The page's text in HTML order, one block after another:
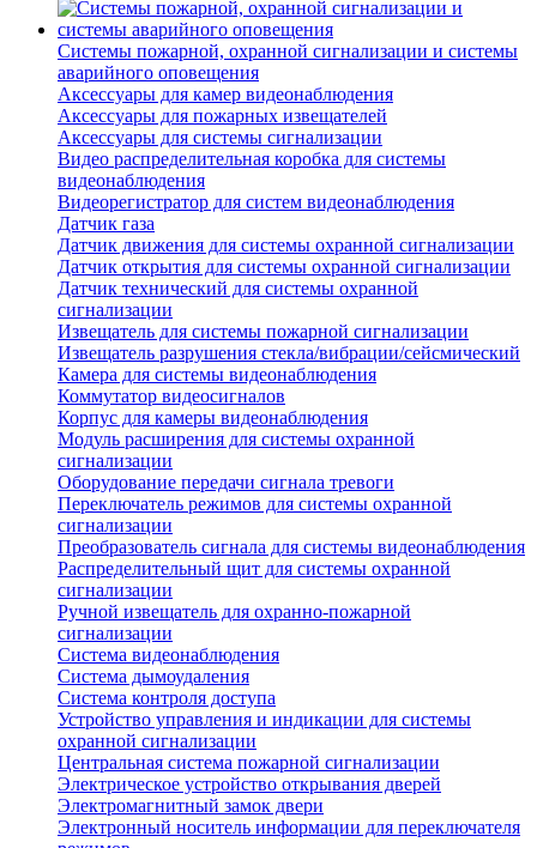
Системы пожарной, охранной сигнализации и системы
аварийного оповещения
Аксессуары для камер видеонаблюдения
Аксессуары для пожарных извещателей
Аксессуары для системы сигнализации
Видео распределительная коробка для системы
видеонаблюдения
Видеорегистратор для систем видеонаблюдения
Датчик газа
Датчик движения для системы охранной сигнализации
Датчик открытия для системы охранной сигнализации
Датчик технический для системы охранной
сигнализации
Извещатель для системы пожарной сигнализации
Извещатель разрушения стекла/вибрации/сейсмический
Камера для системы видеонаблюдения
Коммутатор видеосигналов
Корпус для камеры видеонаблюдения
Модуль расширения для системы охранной
сигнализации
Оборудование передачи сигнала тревоги
Переключатель режимов для системы охранной
сигнализации
Преобразователь сигнала для системы видеонаблюдения
Распределительный щит для системы охранной
сигнализации
Ручной извещатель для охранно-пожарной
сигнализации
Система видеонаблюдения
Система дымоудаления
Система контроля доступа
Устройство управления и индикации для системы
охранной сигнализации
Центральная система пожарной сигнализации
Электрическое устройство открывания дверей
Электромагнитный замок двери
Электронный носитель информации для переключателя